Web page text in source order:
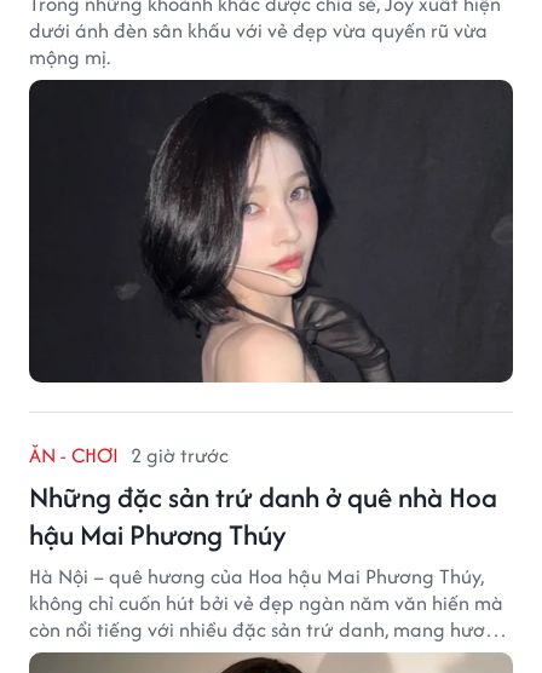
dưới ánh đèn sân khấu với vẻ đẹp vừa quyến rũ vừa
mộng mị.
ĂN - CHƠI 2 giờ trước
Những đặc sản trứ danh ở quê nhà Hoa
hậu Mai Phương Thúy
Hà Nội – quê hương của Hoa hậu Mai Phương Thúy,
không chỉ cuốn hút bởi vẻ đẹp ngàn năm văn hiến mà
còn nổi tiếng với nhiều đặc sản trứ danh, mang hương
vị tinh tế và đậm đà bản sắc đất kinh kỳ.